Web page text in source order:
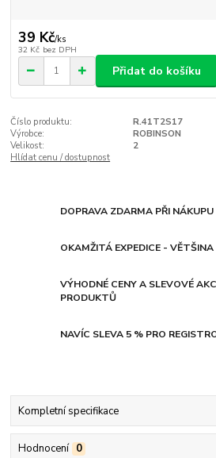
39 Kč/ks
32 Kč bez DPH
Přidat do košíku
Číslo produktu:
R.41T2S17
Výrobce:
ROBINSON
Velikost:
2
Hlídat cenu / dostupnost
DOPRAVA ZDARMA PŘI
OKAMŽITÁ EXPEDICE -
VÝHODNÉ CENY A SLEVOVÉ
PRODUKTŮ
NAVÍC SLEVA 5 % PRO
Kompletní specifikace
Hodnocení 0